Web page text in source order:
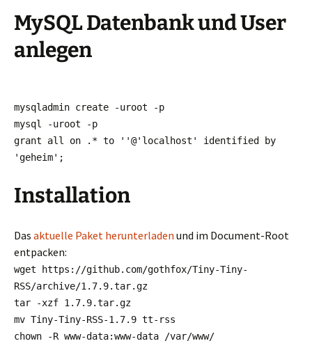
MySQL Datenbank und User
anlegen
mysqladmin create -uroot -p
mysql -uroot -p
grant all on .* to ''@'localhost' identified by
'geheim';
Installation
Das aktuelle Paket herunterladen und im Document-Root
entpacken:
wget https://github.com/gothfox/Tiny-Tiny-
RSS/archive/1.7.9.tar.gz
tar -xzf 1.7.9.tar.gz
mv Tiny-Tiny-RSS-1.7.9 tt-rss
chown -R www-data:www-data /var/www/